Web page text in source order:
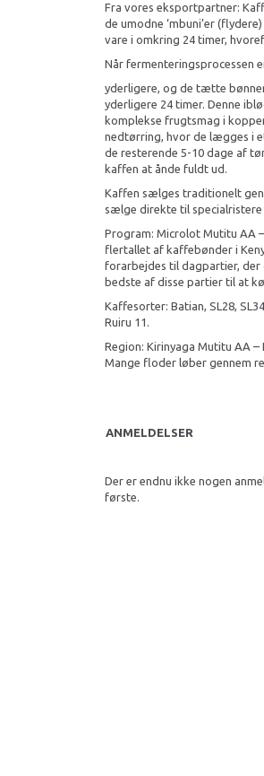
Fra vores eksportpartner:
de umodne ‘mbuni’er
vare i omkring 24 timer,
Når fermenteringsprocessen
yderligere, og de tætte
yderligere 24 timer. Denne
komplekse frugtsmag i
nedtørring, hvor de lægges i
de resterende 5-10 dage af
kaffen at ånde fuldt ud.
Kaffen sælges traditionelt
sælge direkte til specialristere
Program: Microlot Mutitu AA
flertallet af kaffebønder i
forarbejdes til dagpartier, der
bedste af disse partier til at
Kaffesorter: Batian, SL28,
Ruiru 11.
Region: Kirinyaga Mutitu AA
Mange floder løber gennem
ANMELDELSER
Der er endnu ikke nogen
første.